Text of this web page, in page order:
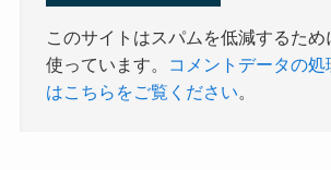
このサイトはスパムを低減するため
使っています。
コメントデータの
はこちらをご覧ください。